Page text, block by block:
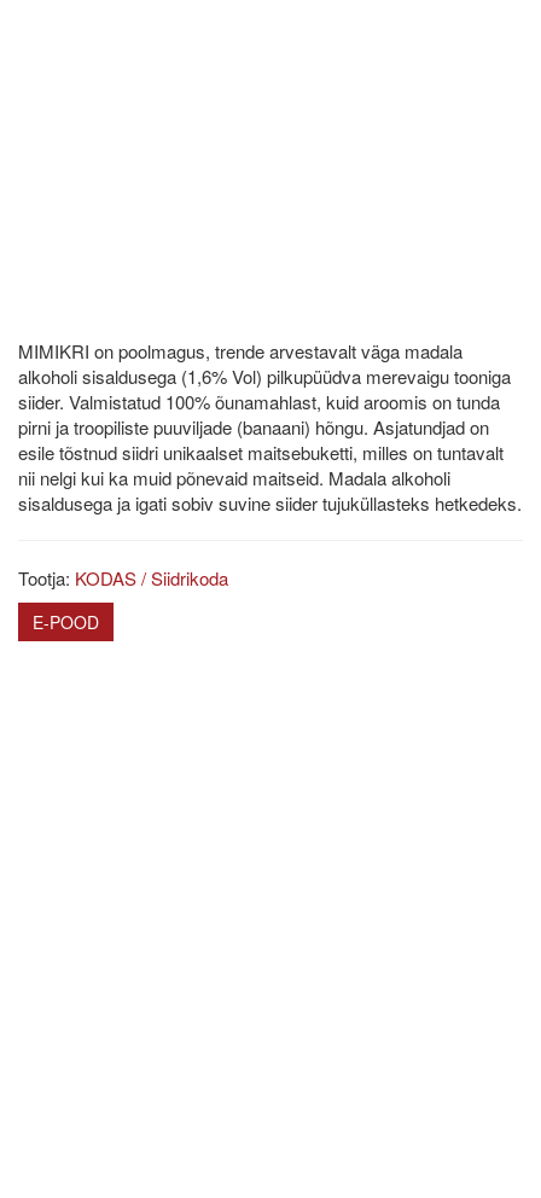
MIMIKRI on poolmagus, trende arvestavalt väga madala
alkoholi sisaldusega (1,6% Vol) pilkupüüdva merevaigu tooniga
siider. Valmistatud 100% õunamahlast, kuid aroomis on tunda
pirni ja troopiliste puuviljade (banaani) hõngu. Asjatundjad on
esile tõstnud siidri unikaalset maitsebuketti, milles on tuntavalt
nii nelgi kui ka muid põnevaid maitseid. Madala alkoholi
sisaldusega ja igati sobiv suvine siider tujuküllasteks hetkedeks.
Tootja: KODAS / Siidrikoda
E-POOD